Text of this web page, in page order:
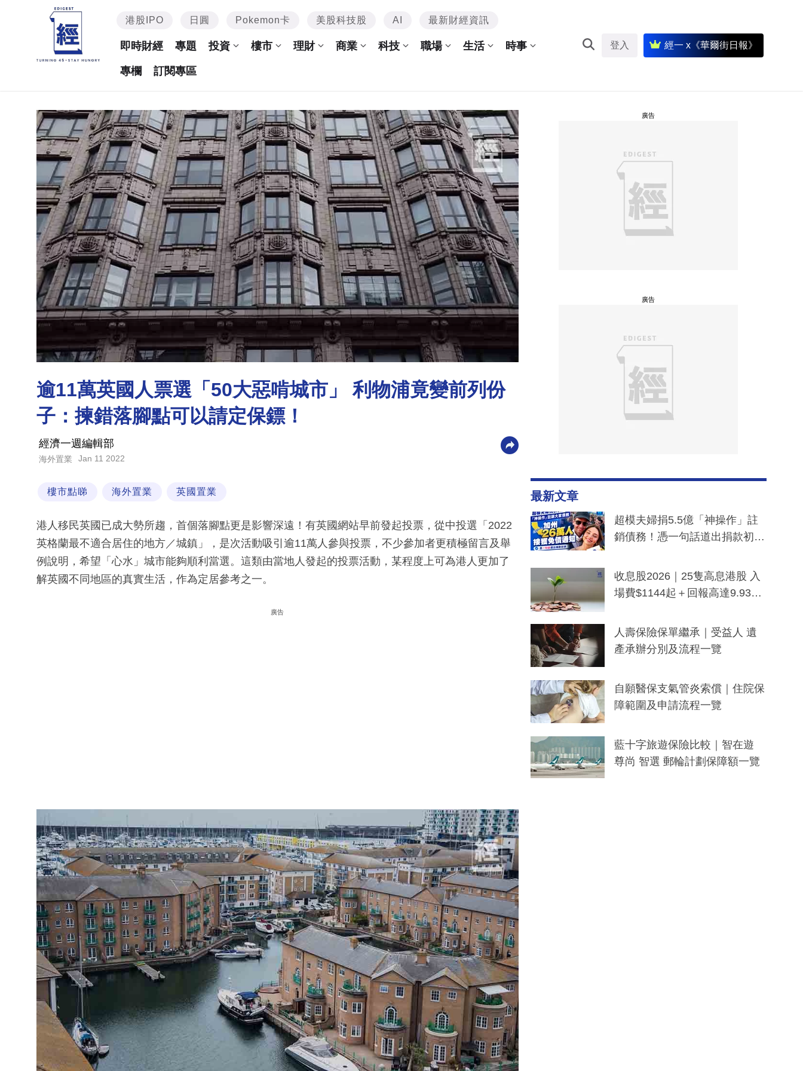
港股IPO 日圓 Pokemon卡 美股科技股 AI 最新財經資訊
即時財經 專題 投資 樓市 理財 商業 科技 職場 生活 時事
專欄 訂閱專區
登入 經一 x《華爾街日報》
逾11萬英國人票選「50大惡啃城市」 利物浦竟變前列份
子：揀錯落腳點可以請定保鏢！
經濟一週編輯部
海外置業 Jan 11 2022
樓市點睇 海外置業 英國置業
港人移民英國已成大勢所趨，首個落腳點更是影響深遠！有英國網站早前發起投票，從中投選「2022
英格蘭最不適合居住的地方／城鎮」，是次活動吸引逾11萬人參與投票，不少參加者更積極留言及舉
例說明，希望「心水」城市能夠順利當選。這類由當地人發起的投票活動，某程度上可為港人更加了
解英國不同地區的真實生活，作為定居參考之一。
廣告
廣告
廣告
最新文章
超模夫婦捐5.5億「神操作」註
銷債務！憑一句話道出捐款初
一度被誤當詐騙手段
收息股2026｜25隻高息港股 入
場費$1144起＋回報高達9.93
人壽保險保單繼承｜受益人 遺
產承辦分別及流程一覽
自願醫保支氣管炎索償｜住院保
障範圍及申請流程一覽
藍十字旅遊保險比較｜智在遊
尊尚 智選 郵輪計劃保障額一覽